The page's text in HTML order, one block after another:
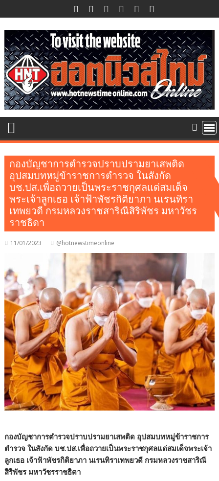
to
content
กองบัญชาการตำรวจปราบปรามยาเสพติด
อุปสมบทหมู่ข้าราชการตำรวจ ในสังกัด
บช.ปส.เพื่อถวายเป็นพระราชกุศลแด่สมเด็จ
พระเจ้าลูกเธอ เจ้าฟ้าพัชรกิติยาภา นเรนทิรา
เทพยวดี กรมหลวงราชสาริณีสิริพัชร มหาวัชร
ราชธิดา
11/01/2023 @hotnewstimeonline
กองบัญชาการตำรวจปราบปรามยาเสพติด อุปสมบทหมู่ข้าราชการ
ตำรวจ ในสังกัด บช.ปส.เพื่อถวายเป็นพระราชกุศลแด่สมเด็จพระเจ้า
ลูกเธอ เจ้าฟ้าพัชรกิติยาภา นเรนทิราเทพยวดี กรมหลวงราชสาริณี
สิริพัชร มหาวัชรราชธิดา